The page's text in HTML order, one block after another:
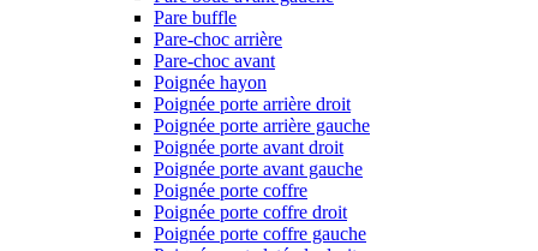
Pare buffle
Pare-choc arrière
Pare-choc avant
Poignée hayon
Poignée porte arrière droit
Poignée porte arrière gauche
Poignée porte avant droit
Poignée porte avant gauche
Poignée porte coffre
Poignée porte coffre droit
Poignée porte coffre gauche